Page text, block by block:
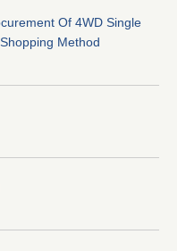
Of 4WD Single
Method